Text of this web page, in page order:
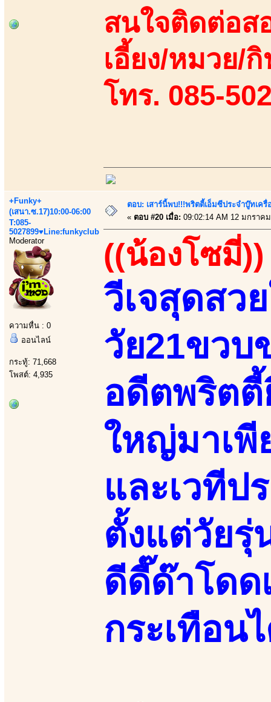
สนใจติดต่อส
เอี้ยง/หมวย/
โทร. 085-
+Funky+
(เสนา.ซ.17)10:00-06:00
T:085-
5027899♥Line:funkyclub
Moderator
ความหื่น : 0
ออนไลน์
กระทู้: 71,668
โพสต์: 4,935
ตอบ: เสาร์นี้พบ!!!พริตตี้เอ็มซีประจำบู๊ทเค
« ตอบ #20 เมื่อ: 09:02:14 AM 12 มกราค
((น้องโซมี่))
วีเจสุดสว
วัย21ขว
อดีตพริต
ใหญ่มาเพี
และเวทีป
ตั้งแต่วัยรุ่
ดีดี๊ด๊าโดด
กระเทือน